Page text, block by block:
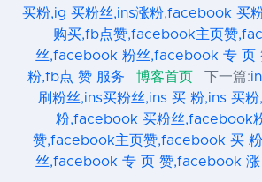
买粉,ig 买粉丝,ins涨粉,facebook 买
购买,fb点赞,facebook主页赞
丝,facebook 粉丝,facebook 专 页
粉,fb点 赞 服务
博客首页 下一篇:
刷粉丝,ins买粉丝,ins 买 粉,ins 买
粉,facebook 买粉丝,facebook
赞,facebook主页赞,facebook 买
丝,facebook 专 页 赞,facebook 涨